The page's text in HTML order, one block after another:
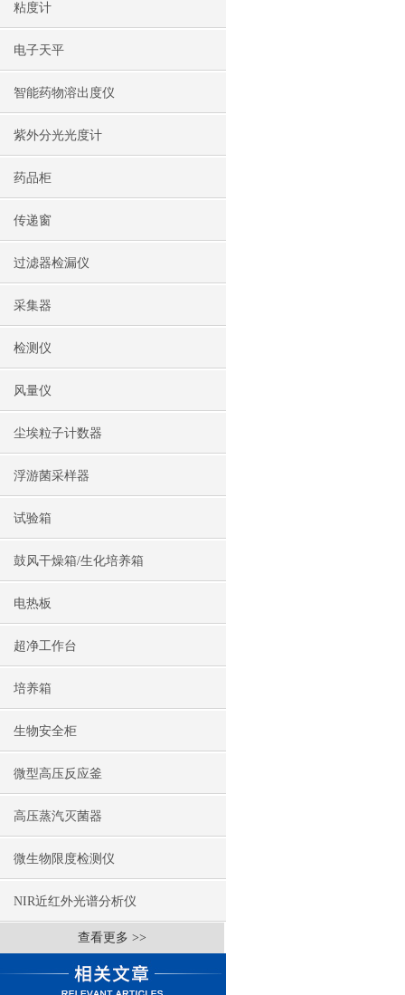
粘度计
电子天平
智能药物溶出度仪
紫外分光光度计
药品柜
传递窗
过滤器检漏仪
采集器
检测仪
风量仪
尘埃粒子计数器
浮游菌采样器
试验箱
鼓风干燥箱/生化培养箱
电热板
超净工作台
培养箱
生物安全柜
微型高压反应釜
高压蒸汽灭菌器
微生物限度检测仪
NIR近红外光谱分析仪
查看更多 >>